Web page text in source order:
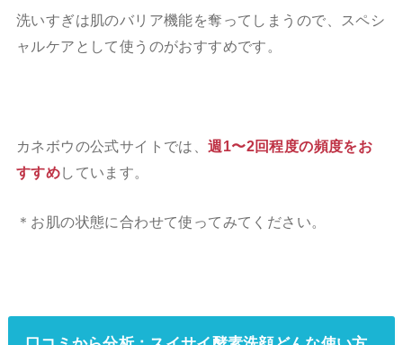
洗いすぎは肌のバリア機能を奪ってしまうので、スペシ
ャルケアとして使うのがおすすめです。
カネボウの公式サイトでは、週1〜2回程度の頻度をお
すすめしています。
＊お肌の状態に合わせて使ってみてください。